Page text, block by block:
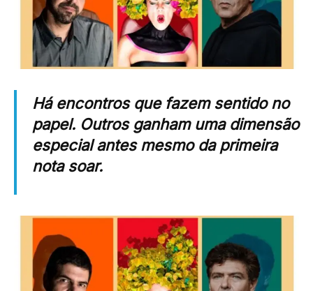
Há encontros que fazem sentido no
papel. Outros ganham uma dimensão
especial antes mesmo da primeira
nota soar.